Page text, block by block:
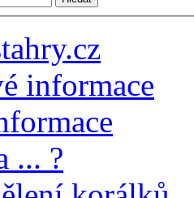
informace
... ?